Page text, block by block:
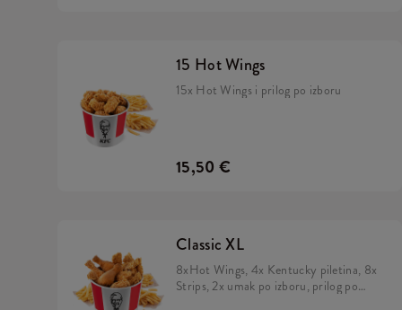
15 Hot Wings
15x Hot Wings i prilog po izboru
15,50 €
Classic XL
8xHot Wings, 4x Kentucky piletina, 8x
Strips, 2x umak po izboru, prilog po